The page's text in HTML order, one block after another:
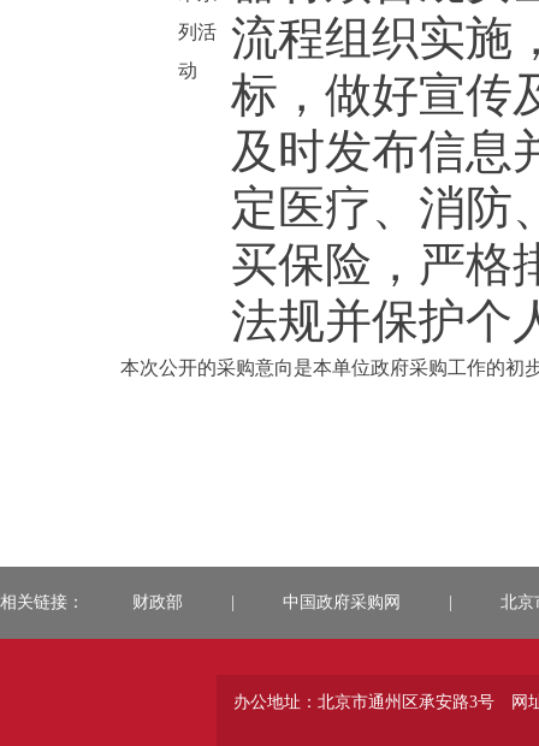
列活
动
流程组织实施
标，做好宣传
及时发布信息
定医疗、消防
买保险，严格
法规并保护个
本次公开的采购意向是本单位政府采购工作的初
相关链接： 财政部 中国政府采购网 北京
办公地址：北京市通州区承安路3号 网